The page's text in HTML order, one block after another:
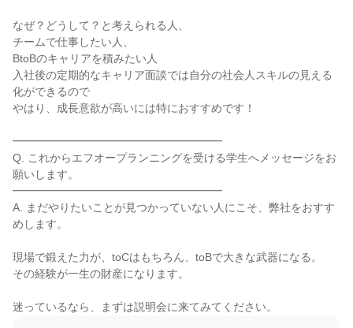
なぜ？どうして？と考えられる人、
チームで仕事したい人、
BtoBのキャリアを積みたい人
入社後の定期的なキャリア面談では自分の社会人スキルの見える
化ができるので
やはり、成長意欲が高いには特におすすめです！
━━━━━━━━━━━━━━━━━━━
Q. これからエフオープランニングを受ける学生へメッセージをお
願いします。
━━━━━━━━━━━━━━━━━━━
A. まだやりたいことが見つかっていない人にこそ、弊社をおすす
めします。
現場で鍛えた力が、toCはもちろん、toBで大きな武器になる。
その経験が一生の財産になります。
迷っているなら、まずは説明会に来てみてください。